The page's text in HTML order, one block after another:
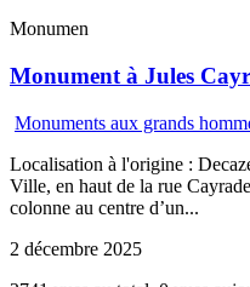
Monumen
Monument à Jules
Monuments aux grands
Localisation à l'origine :
Ville, en haut de la rue
colonne au centre d’un...
2 décembre 2025